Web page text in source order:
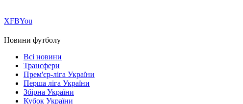
ХFBYou
Новини футболу
Всі новини
Трансфери
Прем'єр-ліга України
Перша ліга України
Збірна України
Кубок України